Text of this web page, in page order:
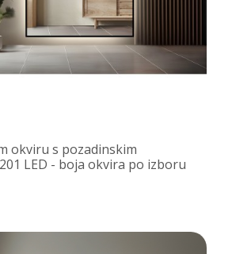
okviru s pozadinskim
LED - boja okvira po izboru